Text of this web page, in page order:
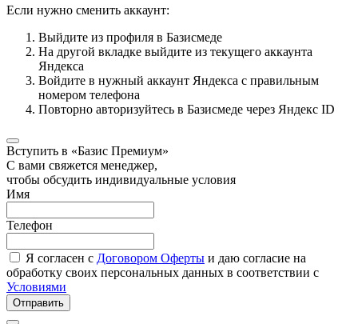
Если нужно сменить аккаунт:
Выйдите из профиля в Базисмеде
На другой вкладке выйдите из текущего аккаунта
Яндекса
Войдите в нужный аккаунт Яндекса с правильным
номером телефона
Повторно авторизуйтесь в Базисмеде через Яндекс ID
Вступить в «Базис Премиум»
С вами свяжется менеджер,
чтобы обсудить индивидуальные условия
Имя
Телефон
Я согласен с Договором Оферты и даю согласие на
обработку своих персональных данных в соответствии с
Условиями
Отправить